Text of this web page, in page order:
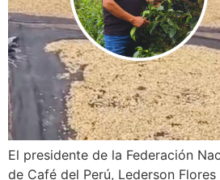
El presidente de la Federación
de Café del Perú, Lederson Flores